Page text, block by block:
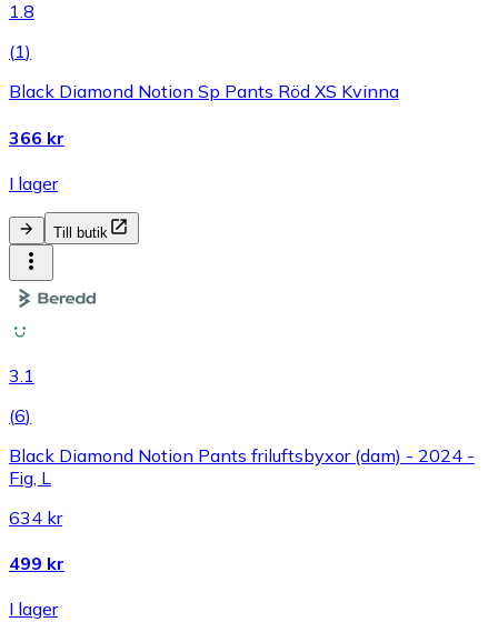
1.8
(1)
Black Diamond Notion Sp Pants Röd XS Kvinna
366 kr
I lager
Till butik
3.1
(6)
Black Diamond Notion Pants friluftsbyxor (dam) - 2024 -
Fig, L
634 kr
499 kr
I lager